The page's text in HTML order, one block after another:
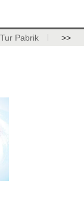
Tur Pabrik >>